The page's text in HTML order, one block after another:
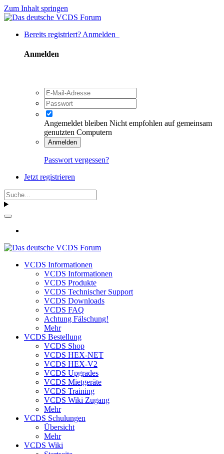
Zum Inhalt springen
Bereits registriert? Anmelden
Anmelden
Angemeldet bleiben Nicht empfohlen auf gemeinsam
genutzten Computern
Anmelden
Passwort vergessen?
Jetzt registrieren
VCDS Informationen
VCDS Informationen
VCDS Produkte
VCDS Technischer Support
VCDS Downloads
VCDS FAQ
Achtung Fälschung!
Mehr
VCDS Bestellung
VCDS Shop
VCDS HEX-NET
VCDS HEX-V2
VCDS Upgrades
VCDS Mietgeräte
VCDS Training
VCDS Wiki Zugang
Mehr
VCDS Schulungen
Übersicht
Mehr
VCDS Wiki